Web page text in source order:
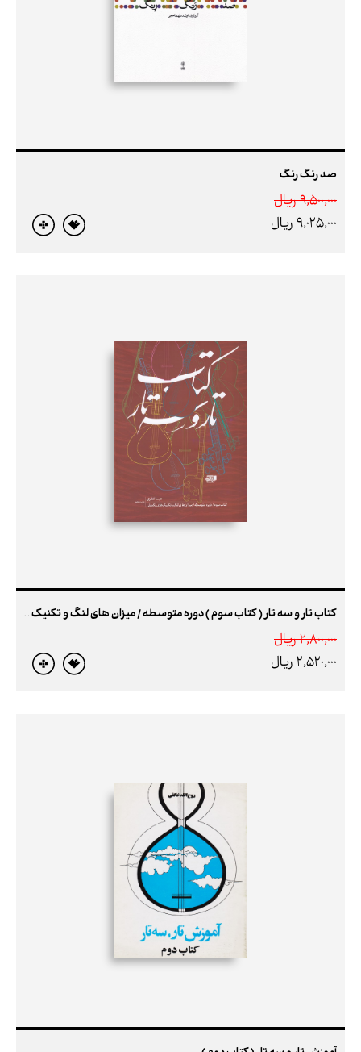
صد رنگ رنگ
9,500,000 ريال
9,025,000 ريال
کتاب تار و سه تار ( کتاب سوم ) دوره متوسطه / میزان های لنگ و تکنیک های تکمیلی
2,800,000 ريال
2,520,000 ريال